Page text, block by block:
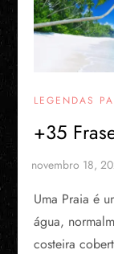
LEGENDAS
+35
Uma Praia é
água,
costeira